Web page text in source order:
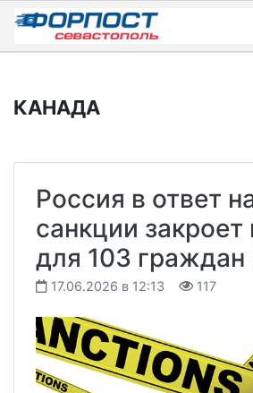
Skip
content
КАНАДА
Россия в ответ
санкции закроет
для 103
17.06.2026 в 12:13 117